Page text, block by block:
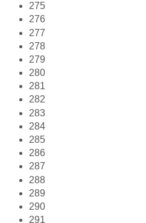
275
276
277
278
279
280
281
282
283
284
285
286
287
288
289
290
291